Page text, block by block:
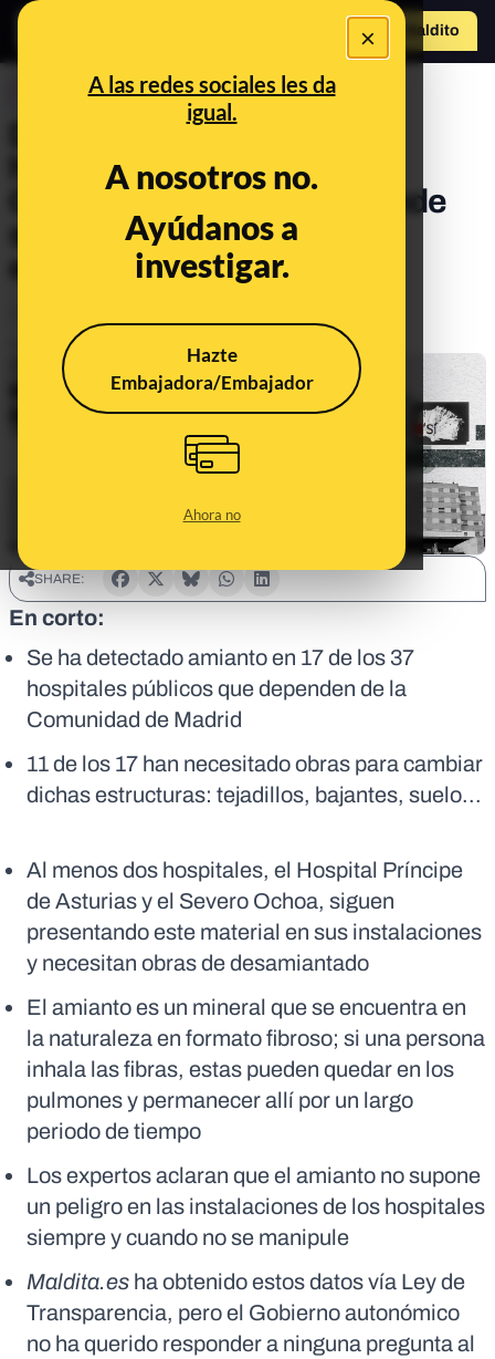
×
A las redes sociales les da
igual.
A nosotros no.
Ayúdanos a
investigar.
Hazte
Embajadora/Embajador
Ahora no
Hazte Maldito
CONTROL DEL PODER
Datos sobre amianto en
hospitales públicos de la
Comunidad de Madrid: dónde
se detectó y dónde se ha
eliminado
Publicado el
SHARE:
En corto:
Se ha detectado amianto en 17 de los 37
hospitales públicos que dependen de la
Comunidad de Madrid
11 de los 17 han necesitado obras para cambiar
dichas estructuras: tejadillos, bajantes, suelo...
Al menos dos hospitales, el Hospital Príncipe
de Asturias y el Severo Ochoa, siguen
presentando este material en sus instalaciones
y necesitan obras de desamiantado
El amianto es un mineral que se encuentra en
la naturaleza en formato fibroso; si una persona
inhala las fibras, estas pueden quedar en los
pulmones y permanecer allí por un largo
periodo de tiempo
Los expertos aclaran que el amianto no supone
un peligro en las instalaciones de los hospitales
siempre y cuando no se manipule
Maldita.es ha obtenido estos datos vía Ley de
Transparencia, pero el Gobierno autonómico
no ha querido responder a ninguna pregunta al